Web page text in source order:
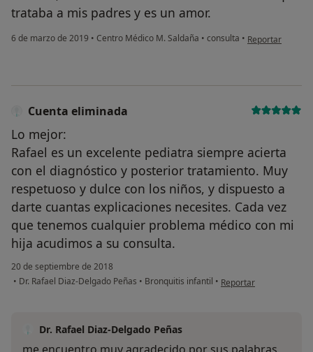
trataba a mis padres y es un amor.
6 de marzo de 2019 • Centro Médico M. Saldaña • consulta • en opinión del
Reportar
Cuenta eliminada
Lo mejor:
Rafael es un excelente pediatra siempre acierta
con el diagnóstico y posterior tratamiento. Muy
respetuoso y dulce con los niños, y dispuesto a
darte cuantas explicaciones necesites. Cada vez
que tenemos cualquier problema médico con mi
hija acudimos a su consulta.
20 de septiembre de 2018
• Dr. Rafael Diaz-Delgado Peñas • Bronquitis infantil • en opinión del usuario
Reportar
Dr. Rafael Diaz-Delgado Peñas